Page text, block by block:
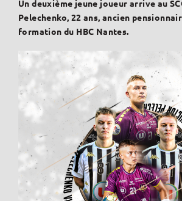
Un deuxième jeune joueur arrive au
Pelechenko, 22 ans, ancien
formation du HBC Nantes.